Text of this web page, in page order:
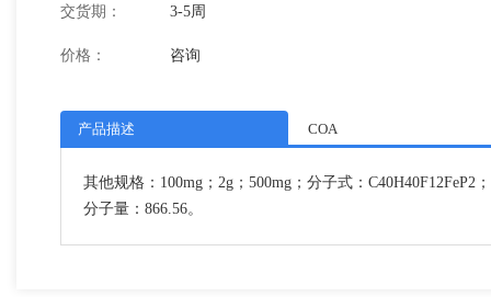
交货期： 3-5周
价格： 咨询
产品描述 COA
其他规格：100mg；2g；500mg；分子式：C40H40F12FeP2；
分子量：866.56。